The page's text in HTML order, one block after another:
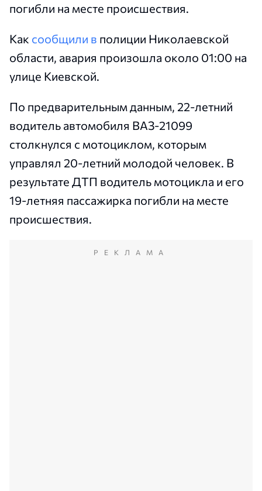
погибли на месте происшествия.
Как сообщили в полиции Николаевской
области, авария произошла около 01:00 на
улице Киевской.
По предварительным данным, 22-летний
водитель автомобиля ВАЗ-21099
столкнулся с мотоциклом, которым
управлял 20-летний молодой человек. В
результате ДТП водитель мотоцикла и его
19-летняя пассажирка погибли на месте
происшествия.
РЕКЛАМА